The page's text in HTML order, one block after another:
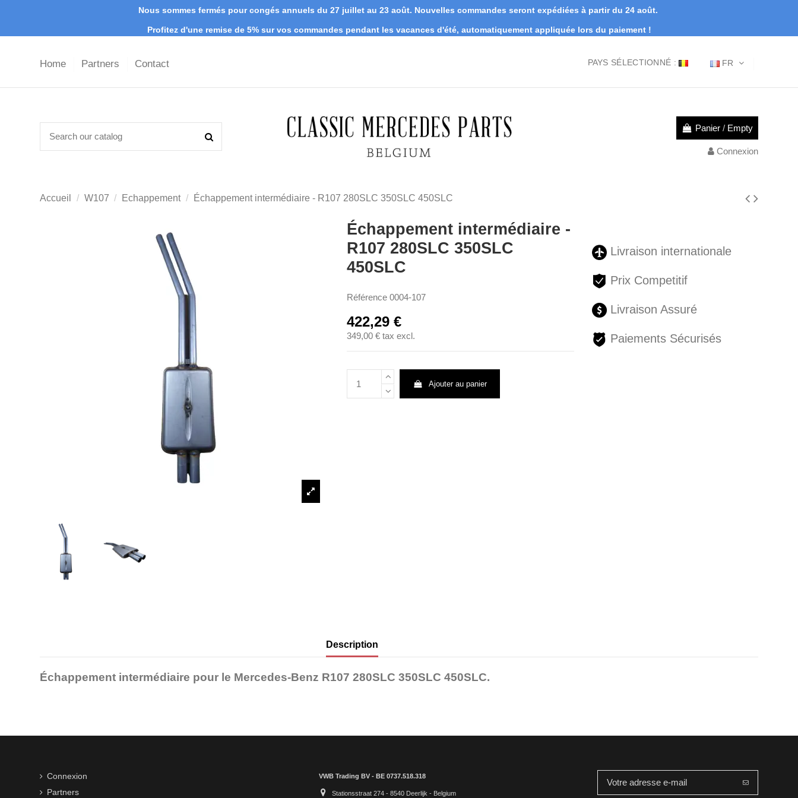
Nous sommes fermés pour congés annuels du 27 juillet au 23 août. Nouvelles commandes seront expédiées à partir du 24 août.
Profitez d'une remise de 5% sur vos commandes pendant les vacances d'été, automatiquement appliquée lors du paiement !
Home Partners Contact FR
PAYS SÉLECTIONNÉ :
Panier / Empty
Connexion
Accueil W107 Echappement Échappement intermédiaire - R107 280SLC 350SLC 450SLC
Échappement intermédiaire -
R107 280SLC 350SLC
450SLC
Référence 0004-107
422,29 €
349,00 € tax excl.
Ajouter au panier
Livraison internationale
Prix Competitif
Livraison Assuré
Paiements Sécurisés
Description
Échappement intermédiaire pour le Mercedes-Benz R107 280SLC 350SLC 450SLC.
Connexion
Partners
VWB Trading BV - BE 0737.518.318
Stationsstraat 274 - 8540 Deerlijk - Belgium